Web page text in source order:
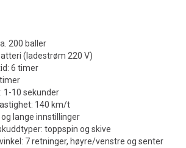
200 baller
(ladestrøm 220 V)
6 timer
timer
1-10 sekunder
140 km/t
og lange innstillinger
toppspin og skive
7 retninger, høyre/venstre og senter